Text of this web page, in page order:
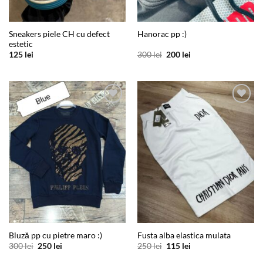
Sneakers piele CH cu defect
estetic
125 lei
Hanorac pp :)
300lei Prețul
300 lei.
200 leiPrețul
Add to
wishlist
Bluză pp cu pietre maro :)
300lei Prețul
250 leiPrețul
Add to
wishlist
Fusta alba elastica mulata
250lei Prețul
115 leiPrețul